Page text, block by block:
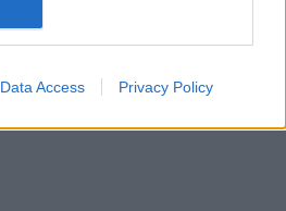
Data Access Privacy Policy